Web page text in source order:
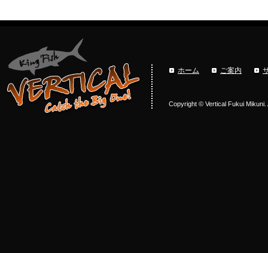
ホーム ご案内
Copyright © Vertical Fukui